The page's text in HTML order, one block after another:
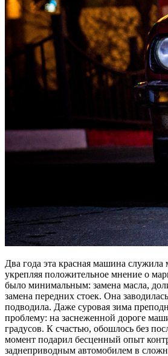
Два года эта красная машина служила
укрепляя положительное мнение о
было минимальным: замена масла,
замена передних стоек. Она
подводила. Даже суровая зима
проблему: на заснеженной дороге
градусов. К счастью, обошлось без
момент подарил бесценный опыт
заднеприводным автомобилем в